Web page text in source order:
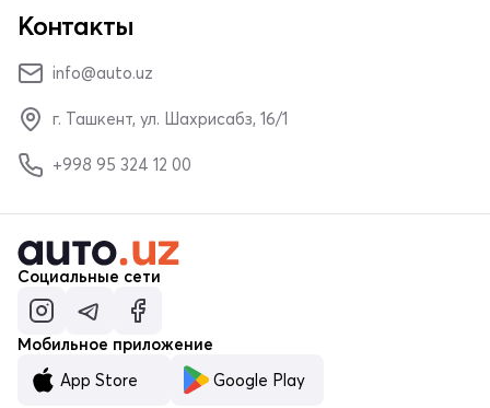
Контакты
info@auto.uz
г. Ташкент, ул. Шахрисабз, 16/1
+998 95 324 12 00
Социальные сети
Мобильное приложение
App Store
Google Play